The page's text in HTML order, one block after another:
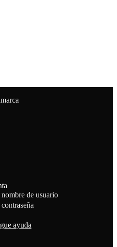
de usuario
ayuda